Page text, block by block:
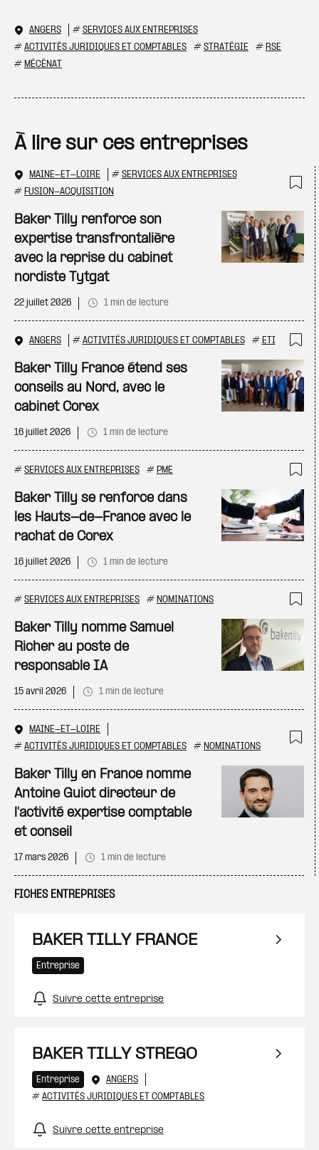
ANGERS # SERVICES AUX ENTREPRISES
# ACTIVITÉS JURIDIQUES ET COMPTABLES # STRATÉGIE # RSE
# MÉCÉNAT
À lire sur ces entreprises
MAINE-ET-LOIRE # SERVICES AUX ENTREPRISES
# FUSION-ACQUISITION
Baker Tilly renforce son
expertise transfrontalière
avec la reprise du cabinet
nordiste Tytgat
22 juillet 2026 1 min de lecture
ANGERS # ACTIVITÉS JURIDIQUES ET COMPTABLES # ETI
Baker Tilly France étend ses
conseils au Nord, avec le
cabinet Corex
16 juillet 2026 1 min de lecture
# SERVICES AUX ENTREPRISES # PME
Baker Tilly se renforce dans
les Hauts-de-France avec le
rachat de Corex
16 juillet 2026 1 min de lecture
# SERVICES AUX ENTREPRISES # NOMINATIONS
Baker Tilly nomme Samuel
Richer au poste de
responsable IA
15 avril 2026 1 min de lecture
MAINE-ET-LOIRE
# ACTIVITÉS JURIDIQUES ET COMPTABLES # NOMINATIONS
Baker Tilly en France nomme
Antoine Guiot directeur de
l'activité expertise comptable
et conseil
17 mars 2026 1 min de lecture
FICHES ENTREPRISES
BAKER TILLY FRANCE
Entreprise
Suivre cette entreprise
BAKER TILLY STREGO
Entreprise
ANGERS
# ACTIVITÉS JURIDIQUES ET COMPTABLES
Suivre cette entreprise